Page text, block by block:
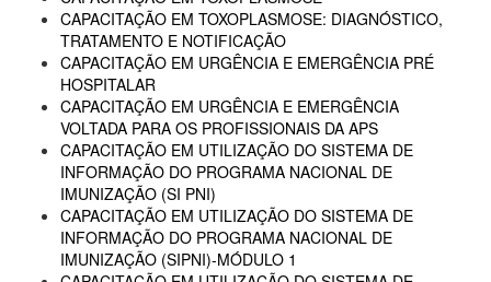
CAPACITAÇÃO EM TOXOPLASMOSE: DIAGNÓSTICO,
TRATAMENTO E NOTIFICAÇÃO
CAPACITAÇÃO EM URGÊNCIA E EMERGÊNCIA PRÉ
HOSPITALAR
CAPACITAÇÃO EM URGÊNCIA E EMERGÊNCIA
VOLTADA PARA OS PROFISSIONAIS DA APS
CAPACITAÇÃO EM UTILIZAÇÃO DO SISTEMA DE
INFORMAÇÃO DO PROGRAMA NACIONAL DE
IMUNIZAÇÃO (SI PNI)
CAPACITAÇÃO EM UTILIZAÇÃO DO SISTEMA DE
INFORMAÇÃO DO PROGRAMA NACIONAL DE
IMUNIZAÇÃO (SIPNI)-MÓDULO 1